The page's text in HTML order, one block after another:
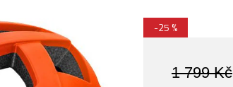
-25 %
1 799 Kč